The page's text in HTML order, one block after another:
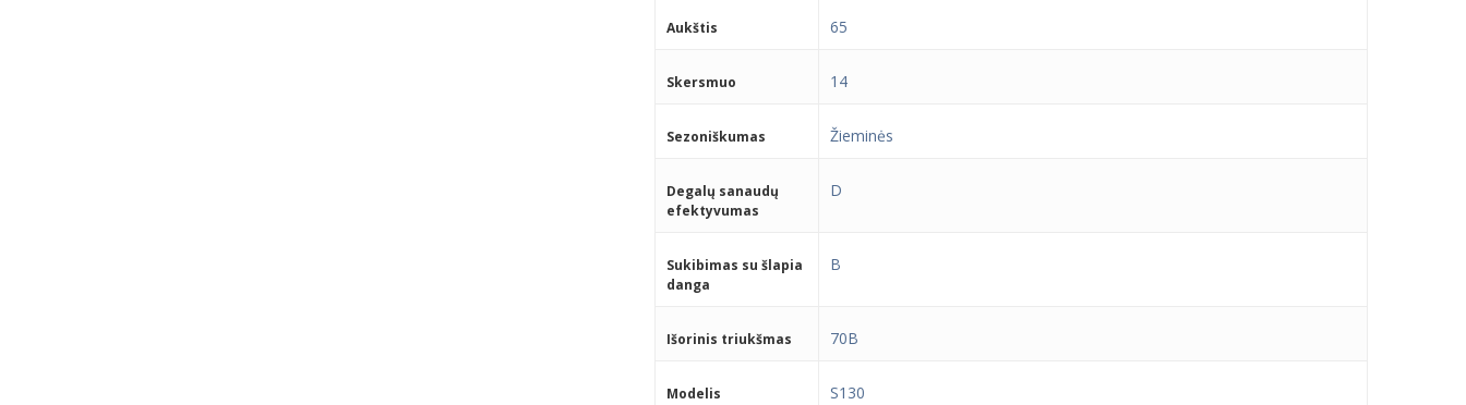
Aukštis 65
Skersmuo 14
Sezoniškumas Žieminės
Degalų sanaudų
efektyvumas
D
Sukibimas su šlapia
danga
B
Išorinis triukšmas 70B
Modelis S130